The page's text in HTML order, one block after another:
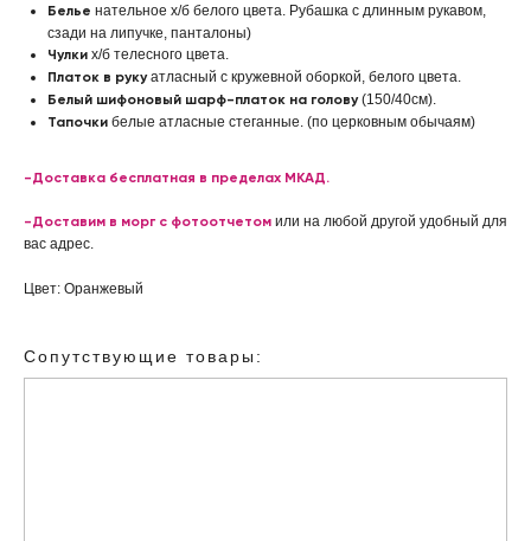
Белье нательное х/б белого цвета. Рубашка с длинным рукавом,
сзади на липучке, панталоны)
Чулки х/б телесного цвета.
Платок в рукуатласный с кружевной оборкой, белого цвета.
Белый шифоновый шарф-платок на голову(150/40см).
Тапочки белые атласные стеганные. (по церковным обычаям)
-Доставка бесплатная в пределах МКАД.
-Доставим в морг с фотоотчетом или на любой другой удобный для
вас адрес.
Цвет: Оранжевый
Сопутствующие товары: